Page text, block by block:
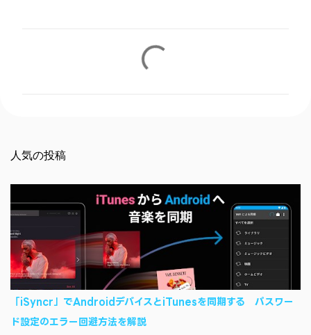
人気の投稿
「iSyncr」でAndroidデバイスとiTunesを同期する パスワー
ド設定のエラー回避方法を解説